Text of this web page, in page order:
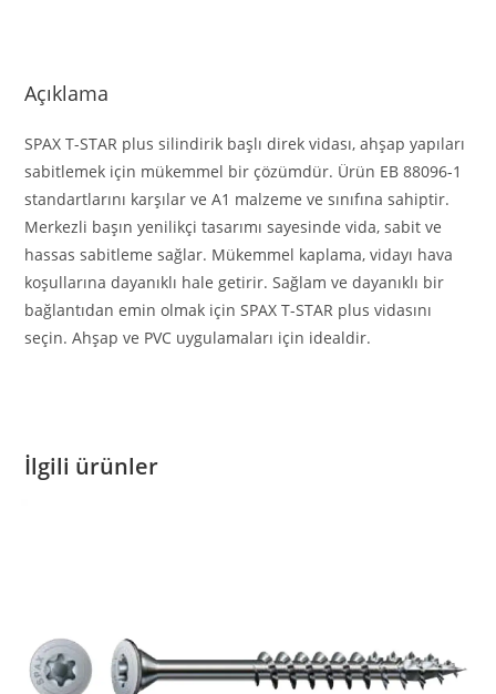
Açıklama
SPAX T-STAR plus silindirik başlı direk vidası, ahşap yapıları
sabitlemek için mükemmel bir çözümdür. Ürün EB 88096-1
standartlarını karşılar ve A1 malzeme ve sınıfına sahiptir.
Merkezli başın yenilikçi tasarımı sayesinde vida, sabit ve
hassas sabitleme sağlar. Mükemmel kaplama, vidayı hava
koşullarına dayanıklı hale getirir. Sağlam ve dayanıklı bir
bağlantıdan emin olmak için SPAX T-STAR plus vidasını
seçin. Ahşap ve PVC uygulamaları için idealdir.
İlgili ürünler